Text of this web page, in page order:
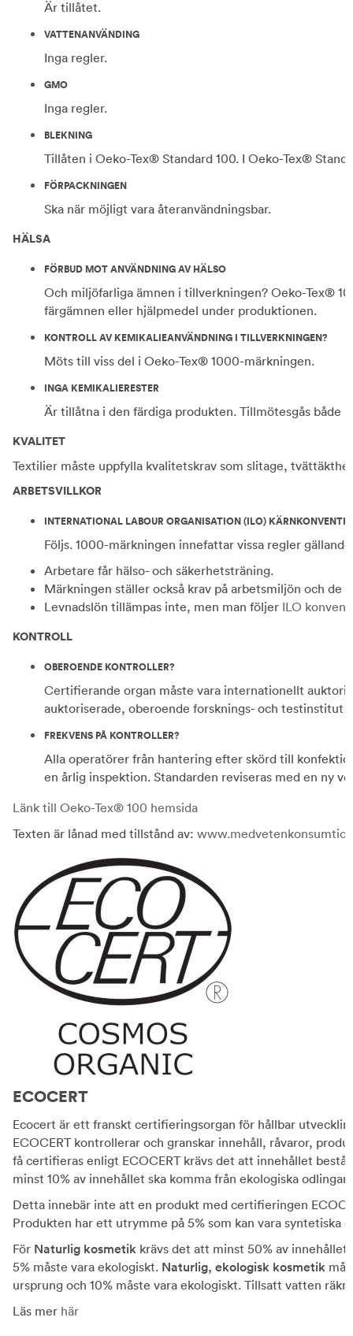
Är tillåtet.
VATTENANVÄNDING
Inga regler.
GMO
Inga regler.
BLEKNING
Tillåten i Oeko-Tex® Standard 100. I Oeko-Tex®
FÖRPACKNINGEN
Ska när möjligt vara återanvändningsbar.
HÄLSA
FÖRBUD MOT ANVÄNDNING AV HÄLSO
Och miljöfarliga ämnen i tillverkningen? Oeko-Tex®
färgämnen eller hjälpmedel under produktionen.
KONTROLL AV KEMIKALIEANVÄNDNING I TILLVERKNINGEN?
Möts till viss del i Oeko-Tex® 1000-märkningen.
INGA KEMIKALIERESTER
Är tillåtna i den färdiga produkten. Tillmötesgås både
KVALITET
Textilier måste uppfylla kvalitetskrav som slitage,
ARBETSVILLKOR
INTERNATIONAL LABOUR ORGANISATION (ILO)
Följs. 1000-märkningen innefattar vissa regler
Arbetare får hälso- och säkerhetsträning.
Märkningen ställer också krav på arbetsmiljön och de
Levnadslön tillämpas inte, men man följer ILO
KONTROLL
OBEROENDE KONTROLLER?
Certifierande organ måste vara internationellt
auktoriserade, oberoende forsknings- och testinstitut
FREKVENS PÅ KONTROLLER?
Alla operatörer från hantering efter skörd till
en årlig inspektion. Standarden reviseras med en ny
Länk till Oeko-Tex® 100 hemsida
Texten är lånad med tillstånd av:
ECOCERT
Ecocert är ett franskt certifieringsorgan för hållbar
ECOCERT kontrollerar och granskar innehåll, råvaror,
få certifieras enligt ECOCERT krävs det att innehållet
minst 10% av innehållet ska komma från ekologiska odlingar.
Detta innebär inte att en produkt med certifieringen
Produkten har ett utrymme på 5% som kan vara syntetiska
För Naturlig kosmetik krävs det att minst 50% av
5% måste vara ekologiskt. Naturlig, ekologisk kosmetik
ursprung och 10% måste vara ekologiskt. Tillsatt vatten
Läs mer här